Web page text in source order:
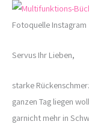
Fotoquelle Instagram
Servus Ihr Lieben,
starke
ganzen Tag liegen
garnicht mehr in